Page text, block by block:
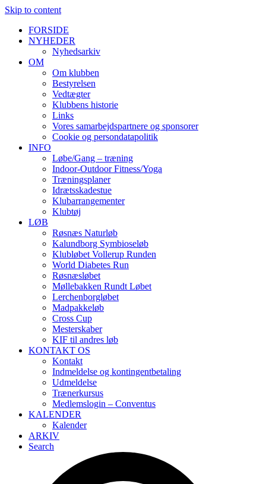
Skip to content
FORSIDE
NYHEDER
Nyhedsarkiv
OM
Om klubben
Bestyrelsen
Vedtægter
Klubbens historie
Links
Vores samarbejdspartnere og sponsorer
Cookie og persondatapolitik
INFO
Løbe/Gang – træning
Indoor-Outdoor Fitness/Yoga
Træningsplaner
Idrætsskadestue
Klubarrangementer
Klubtøj
LØB
Røsnæs Naturløb
Kalundborg Symbioseløb
Klubløbet Vollerup Runden
World Diabetes Run
Røsnæsløbet
Møllebakken Rundt Løbet
Lerchenborgløbet
Madpakkeløb
Cross Cup
Mesterskaber
KIF til andres løb
KONTAKT OS
Kontakt
Indmeldelse og kontingentbetaling
Udmeldelse
Trænerkursus
Medlemslogin – Conventus
KALENDER
Kalender
ARKIV
Search